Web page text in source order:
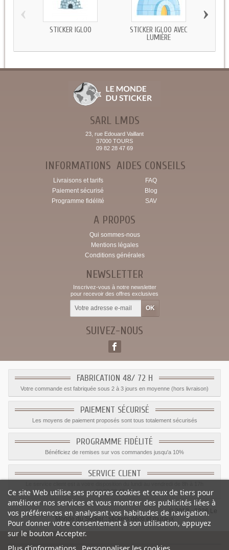
STICKER IGLOO
STICKER IGLOO AVEC
LUMIÈRE
‹ ›
SARL LMDS
23, rue Edouard Vaillant
37000 TOURS
09 82 28 47 69
INFORMATIONS
Livraisons et tarifs
Paiement sécurisé
Programme fidélité
AIDES CONSEILS
FAQ
Blog
SAV
A PROPOS
Qui sommes-nous
Mentions légales
Conditions générales
NEWSLETTER
Inscrivez-vous à notre newsletter
pour recevoir des offres exclusives
SUIVEZ-NOUS
FABRICATION 48/ 72 H
Votre commande est fabriquée sous 2 à 3 jours en moyenne (hors livraison)
PAIEMENT SÉCURISÉ
Les moyens de paiement proposés sont tous totalement sécurisés
PROGRAMME FIDÉLITÉ
Bénéficiez de remises sur vos commandes jusqu'a 10%
SERVICE CLIENT
09.82.28.47.69.
© 2012 - 2026 Le
Monde du Sticker :
stickers déco et muraux
Ce site Web utilise ses propres cookies et ceux de tiers pour
améliorer nos services et vous montrer des publicités liées à
vos préférences en analysant vos habitudes de navigation.
Pour donner votre consentement à son utilisation, appuyez
sur le bouton Accepter.
Plus d'informations Personnaliser les cookies